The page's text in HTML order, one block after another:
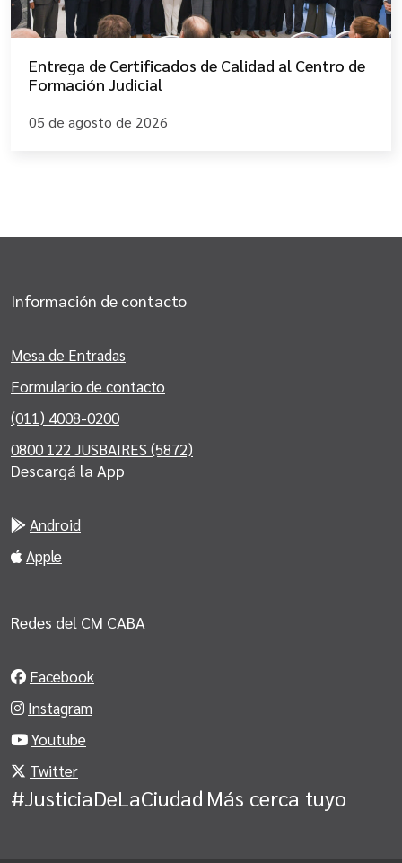
Entrega de Certificados de Calidad al Centro de
Formación Judicial
05 de agosto de 2026
Información de contacto
Mesa de Entradas
Formulario de contacto
(011) 4008-0200
0800 122 JUSBAIRES (5872)
Descargá la App
Android
Apple
Redes del CM CABA
Facebook
Instagram
Youtube
Twitter
#JusticiaDeLaCiudad Más cerca tuyo